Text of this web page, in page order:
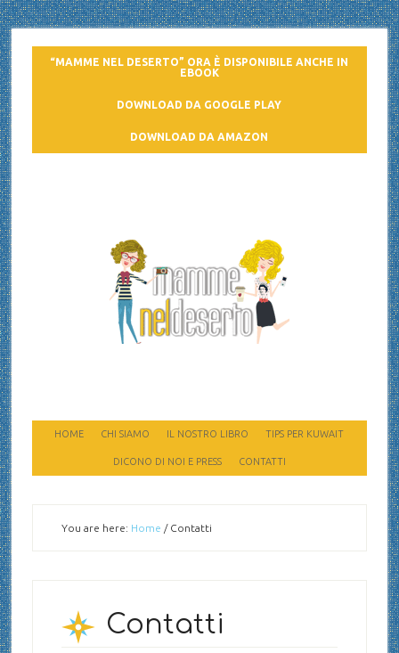
“MAMME NEL DESERTO” ORA È DISPONIBILE ANCHE IN
EBOOK
DOWNLOAD DA GOOGLE PLAY
DOWNLOAD DA AMAZON
HOME CHI SIAMO IL NOSTRO LIBRO TIPS PER KUWAIT
DICONO DI NOI E PRESS CONTATTI
You are here: Home /Contatti
Contatti